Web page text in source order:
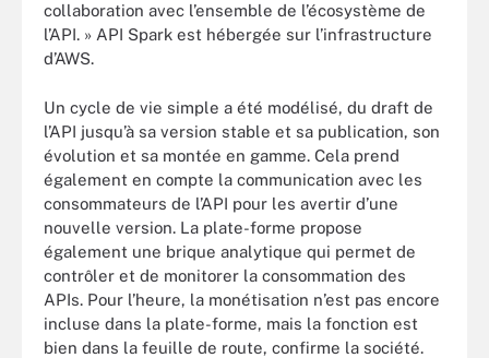
collaboration avec l’ensemble de l’écosystème de
l’API. » API Spark est hébergée sur l’infrastructure
d’AWS.
Un cycle de vie simple a été modélisé, du draft de
l’API jusqu’à sa version stable et sa publication, son
évolution et sa montée en gamme. Cela prend
également en compte la communication avec les
consommateurs de l’API pour les avertir d’une
nouvelle version. La plate-forme propose
également une brique analytique qui permet de
contrôler et de monitorer la consommation des
APIs. Pour l’heure, la monétisation n’est pas encore
incluse dans la plate-forme, mais la fonction est
bien dans la feuille de route, confirme la société.